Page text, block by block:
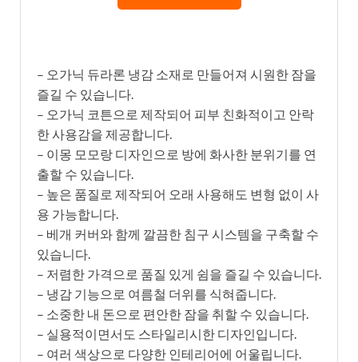
– 오가닉 듀라론 냉감 소재로 만들어져 시원한 잠을
즐길 수 있습니다.
– 오가닉 코튼으로 제작되어 피부 친화적이고 안락
한 사용감을 제공합니다.
– 이몽 모모랑 디자인으로 방에 화사한 분위기를 연
출할 수 있습니다.
– 높은 품질로 제작되어 오래 사용해도 변형 없이 사
용 가능합니다.
– 베개 커버와 함께 깔끔한 침구 시스템을 구축할 수
있습니다.
– 저렴한 가격으로 품질 있게 쉼을 즐길 수 있습니다.
– 냉감 기능으로 여름철 더위를 식혀줍니다.
– 소중한 내 돈으로 편안한 잠을 취할 수 있습니다.
– 실용적이면서도 스타일리시한 디자인입니다.
– 여러 색상으로 다양한 인테리어에 어울립니다.